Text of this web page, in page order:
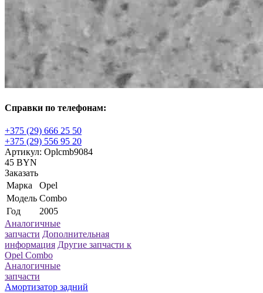
Справки по телефонам:
+375 (29) 666 25 50
+375 (29) 556 95 20
Артикул: Oplcmb9084
45 BYN
Заказать
Марка
Opel
Модель Combo
Год
2005
Аналогичные
запчасти Дополнительная
информация Другие запчасти к
Opel Combo
Аналогичные
запчасти
Амортизатор задний